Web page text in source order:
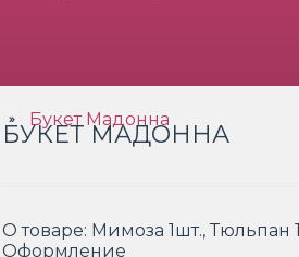
» Букет Мадонна
БУКЕТ МАДОННА
О товаре: Мимоза 1шт., Тюльпан
Оформление